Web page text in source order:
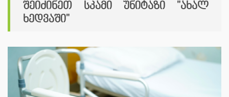
შეიძინეთ სკამი უნიტაზი "ახალ
ხედვაში"